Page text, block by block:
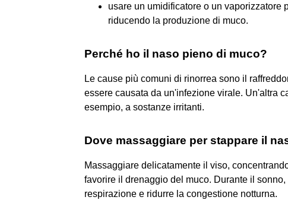
usare un umidificatore o un vaporizzatore
riducendo la produzione di muco.
Perché ho il naso pieno di muco?
Le cause più comuni di rinorrea sono il
essere causata da un'infezione virale. Un'altra
esempio, a sostanze irritanti.
Dove massaggiare per stappare il
Massaggiare delicatamente il viso,
favorire il drenaggio del muco. Durante il
respirazione e ridurre la congestione notturna.